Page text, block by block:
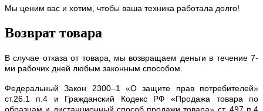
Мы ценим вас и хотим, чтобы ваша техника работала долго!
Возврат товара
В случае отказа от товара, мы возвращаем деньги в течение 7-
ми рабочих дней любым законным способом.
Федеральный Закон 2300–1 «О защите прав потребителей»
ст.26.1 п.4 и Гражданский Кодекс РФ «Продажа товара по
образцам и дистанционный способ продажи товара» ст. 497 п.4